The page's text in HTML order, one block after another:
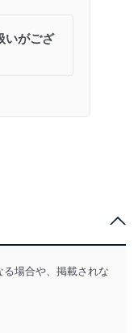
いがござ
場合や、掲載されな